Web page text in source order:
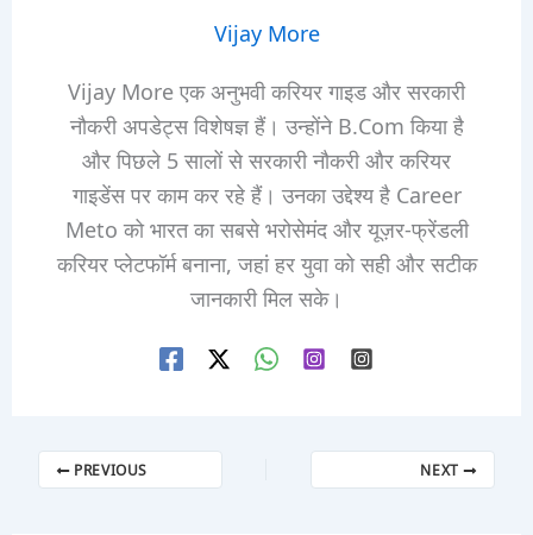
Vijay More
Vijay More एक अनुभवी करियर गाइड और सरकारी
नौकरी अपडेट्स विशेषज्ञ हैं। उन्होंने B.Com किया है
और पिछले 5 सालों से सरकारी नौकरी और करियर
गाइडेंस पर काम कर रहे हैं। उनका उद्देश्य है Career
Meto को भारत का सबसे भरोसेमंद और यूज़र-फ्रेंडली
करियर प्लेटफॉर्म बनाना, जहां हर युवा को सही और सटीक
जानकारी मिल सके।
PREVIOUS NEXT